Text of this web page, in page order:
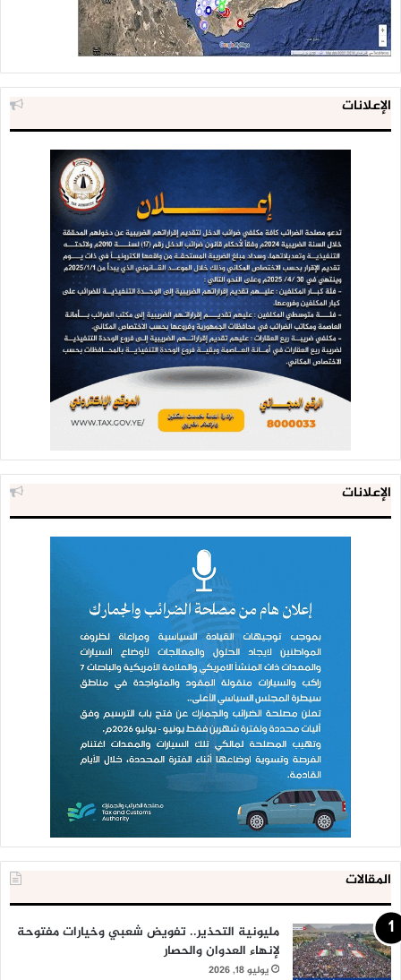
الإعلانات
الإعلانات
المقالات
مليونية التحذير.. تفويض شعبي وخيارات مفتوحة
لإنهاء العدوان والحصار
يوليو 18, 2026